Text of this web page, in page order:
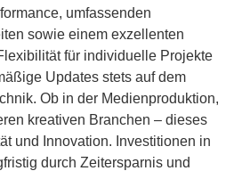
umfassenden
sowie einem exzellenten
für individuelle Projekte
Updates stets auf dem
Ob in der Medienproduktion,
kreativen Branchen – dieses
und Innovation. Investitionen in
durch Zeitersparnis und